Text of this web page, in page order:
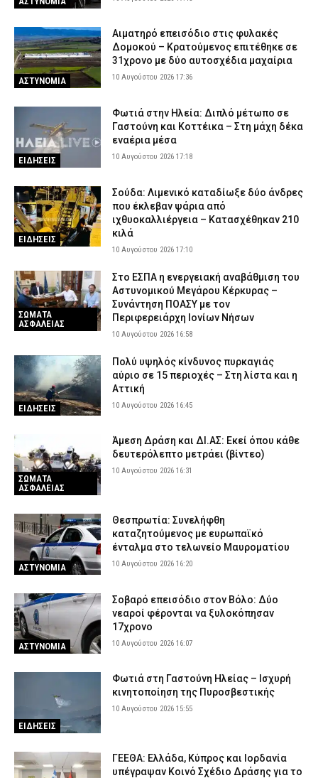
ελικοπτέρου που προσγειώθηκε με τουρίστες στο Σαρακήνικο
ΔΙΚΑΙΟΣΥΝΗ
Βύρωνας: Διαρρήκτες έριξαν οξύ στις κλειδαριές για να μπουν
σε διαμερίσματα (βίντεο)
ΑΣΤΥΝΟΜΙΑ 10 Αυγούστου 2026 11:15
Φωτιά στον Κουβαρά Αττικής: Η στιγμή που ρεπόρτερ σώζει
χελώνα (βίντεο)
ΕΙΔΗΣΕΙΣ 10 Αυγούστου 2026 11:02
Συνελήφθη 53χρονος αλλοδαπός στο αεροδρόμιο της Αθήνας –
ΑΣΤΥΝΟΜΙΑ 10 Αυγούστου 2026 10:50
ΑΣΤΥΝΟΜΙΑ
Αιματηρό επεισόδιο στις φυλακές
Δομοκού – Κρατούμενος επιτέθηκε σε
31χρονο με δύο αυτοσχέδια μαχαίρια
10 Αυγούστου 2026 17:36
ΕΙΔΗΣΕΙΣ
Φωτιά στην Ηλεία: Διπλό μέτωπο σε
Γαστούνη και Κοττέικα – Στη μάχη δέκα
εναέρια μέσα
10 Αυγούστου 2026 17:18
ΕΙΔΗΣΕΙΣ
Σούδα: Λιμενικό καταδίωξε δύο άνδρες
που έκλεβαν ψάρια από
ιχθυοκαλλιέργεια – Κατασχέθηκαν 210
κιλά
10 Αυγούστου 2026 17:10
ΣΩΜΑΤΑ
ΑΣΦΑΛΕΙΑΣ
Στο ΕΣΠΑ η ενεργειακή αναβάθμιση του
Αστυνομικού Μεγάρου Κέρκυρας –
Συνάντηση ΠΟΑΣΥ με τον
Περιφερειάρχη Ιονίων Νήσων
10 Αυγούστου 2026 16:58
ΕΙΔΗΣΕΙΣ
Πολύ υψηλός κίνδυνος πυρκαγιάς
αύριο σε 15 περιοχές – Στη λίστα και η
Αττική
10 Αυγούστου 2026 16:45
ΣΩΜΑΤΑ
ΑΣΦΑΛΕΙΑΣ
Άμεση Δράση και ΔΙ.ΑΣ: Εκεί όπου κάθε
δευτερόλεπτο μετράει (βίντεο)
10 Αυγούστου 2026 16:31
ΑΣΤΥΝΟΜΙΑ
Θεσπρωτία: Συνελήφθη
καταζητούμενος με ευρωπαϊκό
ένταλμα στο τελωνείο Μαυροματίου
10 Αυγούστου 2026 16:20
ΑΣΤΥΝΟΜΙΑ
Σοβαρό επεισόδιο στον Βόλο: Δύο
νεαροί φέρονται να ξυλοκόπησαν
17χρονο
10 Αυγούστου 2026 16:07
ΕΙΔΗΣΕΙΣ
Φωτιά στη Γαστούνη Ηλείας – Ισχυρή
κινητοποίηση της Πυροσβεστικής
10 Αυγούστου 2026 15:55
ΓΕΕΘΑ: Ελλάδα, Κύπρος και Ιορδανία
υπέγραψαν Κοινό Σχέδιο Δράσης για το